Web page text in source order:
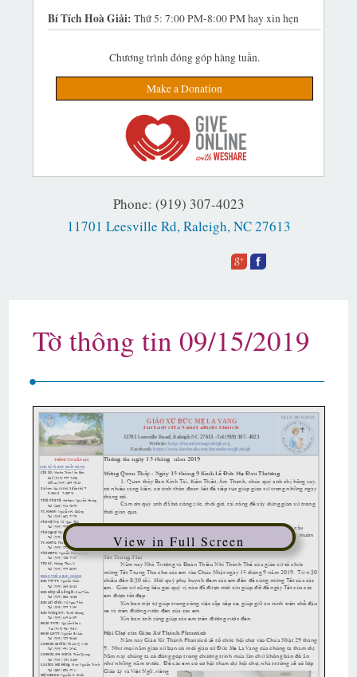
Bí Tích Hoà Giải:Thứ 5: 7:00 PM-8:00 PM hay xin hẹn
Chương trình đóng góp hàng tuần.
Make a Donation
Phone: (919) 307-4023
11701 Leesville Rd, Raleigh, NC 27613
Tờ thông tin 09/15/2019
View in Full Screen